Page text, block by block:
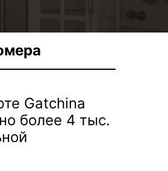
Gatchina
более 4 тыс.